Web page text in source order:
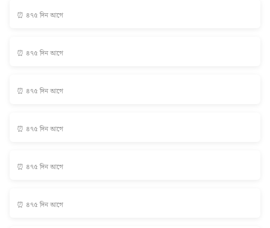
⏰ ৪৭৫ দিন আগে
⏰ ৪৭৫ দিন আগে
⏰ ৪৭৫ দিন আগে
⏰ ৪৭৫ দিন আগে
⏰ ৪৭৫ দিন আগে
⏰ ৪৭৫ দিন আগে